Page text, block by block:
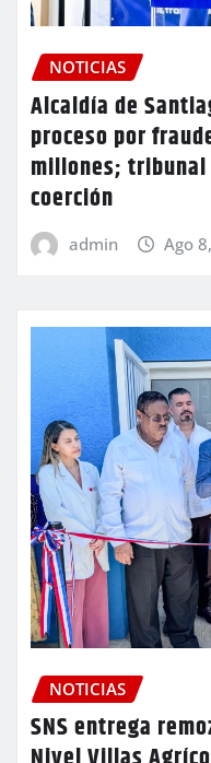
NOTICIAS
Alcaldía de
proceso por
millones;
coerción
admin Ago
NOTICIAS
SNS entrega